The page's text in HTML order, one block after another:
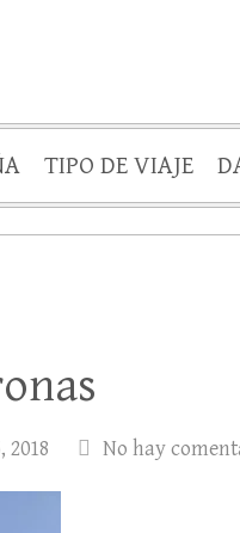
TIPO DE VIAJE
2018 No hay